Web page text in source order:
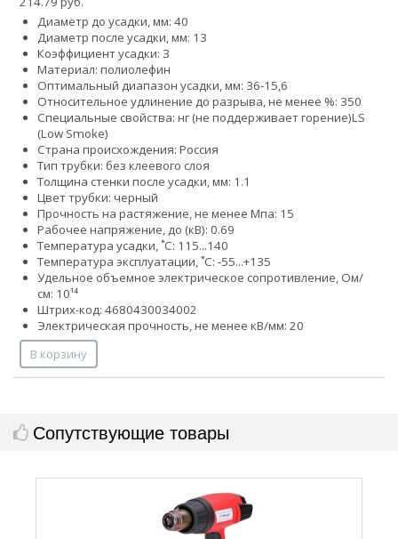
Диаметр до усадки, мм: 40
Диаметр после усадки, мм: 13
Коэффициент усадки: 3
Материал: полиолефин
Оптимальный диапазон усадки, мм: 36-15,6
Относительное удлинение до разрыва, не менее %: 350
Специальные свойства: нг (не поддерживает горение)LS
(Low Smoke)
Страна происхождения: Россия
Тип трубки: без клеевого слоя
Толщина стенки после усадки, мм: 1.1
Цвет трубки: черный
Прочность на растяжение, не менее Мпа: 15
Рабочее напряжение, до (кВ): 0.69
Температура усадки, ˚С: 115...140
Температура эксплуатации, ˚С: -55...+135
Удельное объемное электрическое сопротивление, Ом/
см: 10¹⁴
Штрих-код: 4680430034002
Электрическая прочность, не менее кВ/мм: 20
В корзину
Сопутствующие товары